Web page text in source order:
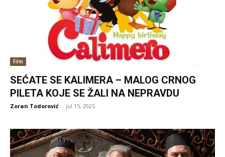
Film
SEĆATE SE KALIMERA – MALOG CRNOG
PILETA KOJE SE ŽALI NA NEPRAVDU
Zoran Todorović - jul 15, 2025